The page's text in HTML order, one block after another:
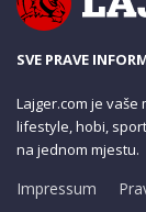
SVE PRAVE
Lajger.com je
lifestyle, hobi,
na jednom mjestu.
Impressum